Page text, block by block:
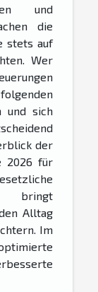
und
die
stets auf
Wer
und sich
der
2026 für
bringt
Alltag
Im